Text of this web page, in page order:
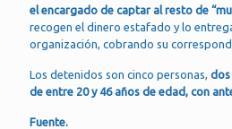
el encargado de captar al resto de
recogen el dinero estafado y lo
organización, cobrando su
Los detenidos son cinco personas, dos
de entre 20 y 46 años de edad, con
Fuente.